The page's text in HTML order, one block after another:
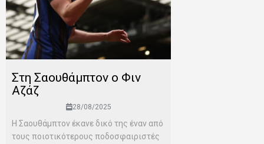
Στη Σαουθάμπτον ο Φιν
Αζάζ
28/08/2025
Η Σαουθάμπτον έκανε δικό της έναν από
τους ποιοτικότερους ποδοσφαιριστές